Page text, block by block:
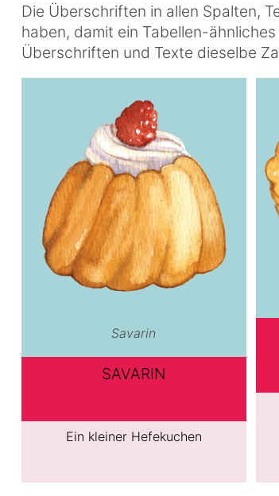
Die Überschriften in allen Spalten,
haben, damit ein Tabellen-
Überschriften und Texte dieselbe
Savarin
SAVARIN
Ein kleiner Hefekuchen